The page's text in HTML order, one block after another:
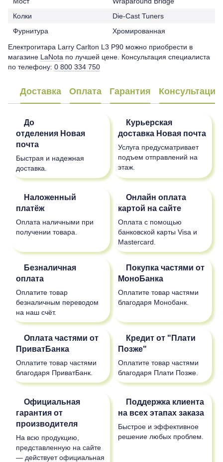
Колки
Die-Cast Tuners
Фурнитура
Хромированная
Електрогитара Larry Carlton L3 P90 можно приобрести в
магазине LaNota по лучшей цене. Консультация специалиста
по телефону: 0 800 334 750
Доставка Оплата Гарантия Консультация
До
отделения Новая
почта
Быстрая и надежная
доставка.
Курьерская
доставка Новая почта
Услуга предусматривает
подъем отправлений на
этаж.
Наложенный
платёж
Оплата наличными при
получении товара.
Онлайн оплата
картой на сайте
Оплата с помощью
банковской карты Visa и
Mastercard.
Безналичная
оплата
Оплатите товар
безналичным переводом
на наш счёт.
Покупка частями от
МоноБанка
Оплатите товар частями
благодаря Монобанк.
Оплата частями от
ПриватБанка
Оплатите товар частями
благодаря ПриватБанк.
Кредит от "Плати
Позже"
Оплатите товар частями
благодаря Плати Позже.
Официальная
гарантия от
производителя
На всю продукцию,
представленную на сайте
— действует официальная
Поддержка клиента
на всех этапах заказа
Быстрое и эффективное
решение любых проблем.